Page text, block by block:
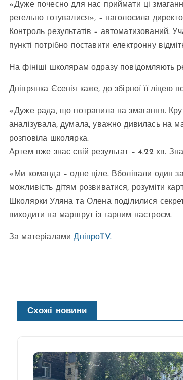
«Дуже почесно для нас приймати ці
ретельно готувалися», – наголосила
Контроль результатів – автоматизований.
пункті потрібно поставити електронну
На фініші школярам одразу повідомляють
Дніпрянка Єсенія каже, до збірної її ліцею
«Дуже рада, що потрапила на змагання.
аналізувала, думала, уважно дивилась на
розповіла школярка.
Артем вже знає свій результат – 4.22 хв.
«Ми команда – одне ціле. Вболівали один
можливість дітям розвиватися, розуміти
Школярки Уляна та Олена поділилися
виходити на маршрут із гарним настроєм.
За матеріаламиДніпроTV.
Схожі новини